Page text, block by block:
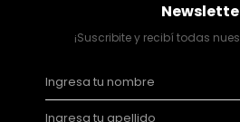
¡Suscribite y recibí todas